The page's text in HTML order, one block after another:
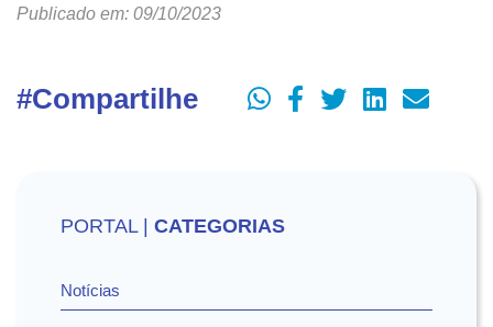
Publicado em: 09/10/2023
#Compartilhe
PORTAL | CATEGORIAS
Notícias